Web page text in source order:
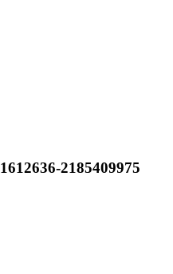
2185409975